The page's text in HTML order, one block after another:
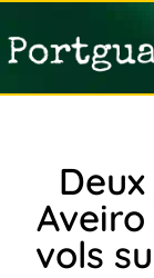
vols